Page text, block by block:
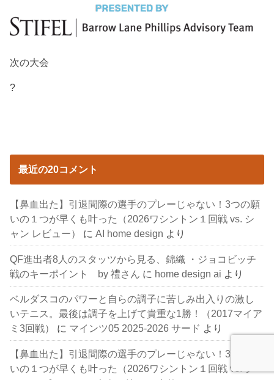
次の大会
?
最近の20コメント
【鼻血出た】引退間際の選手のプレーじゃない！3つの願
いの１つが早くも叶った（2026ワシントン１回戦 vs. シ
ャン レビュー）
にAI home design より
QF進出者8人のスタッツから見る、錦織 ・ジョコビッチ
戦のキーポイント by 禮さん に home design ai より
ベルダスコのパワーと自らの調子に苦しみ出入りの激し
いテニス。最後は調子を上げて貴重な1勝！（2017マイア
ミ3回戦）
に マインツ05 2025-2026 サード より
【鼻血出た】引退間際の選手のプレーじゃない！3つの願
いの１つが早くも叶った（2026ワシントン１回戦 vs. シ